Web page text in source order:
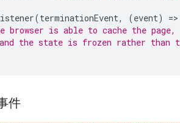
(terminationEvent, (event) =>
is able to cache the page,
the state is frozen rather than
件